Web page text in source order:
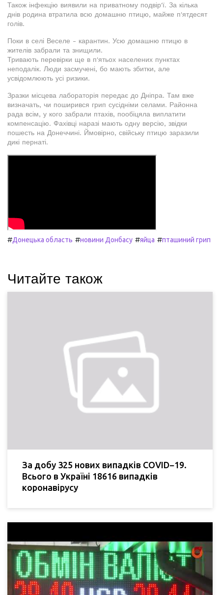
Також інфекцію виявили на приватному подвір'ї. За кілька
днів родина втратила всю домашню птицю, майже п'ятдесят
голів.
Поки в селі Веселе - карантин. Усю домашню птицю в
жителів забрали та знищили.
Тривають перевірки ще в п'ятьох населених пунктах
неподалік. Люди засмучені, бо мають збитки, але
усвідомлюють усі ризики.
Зразки місцева лабораторія передає до Дніпра. Там вже
визначать, чи поширився грип сусідніми селами. Районна
рада всім, у кого забрали птахів, пообіцяла виплатити
компенсацію. Фахівці наразі мають одну версію, звідки
пошесть на Донеччині. Ймовірно, свійську птицю заразили
дикі пернаті.
#Донецька область #новини Донбасу #яйца #пташиний грип
Читайте також
За добу 325 нових випадків COVID−19.
Всього в Україні 18616 випадків
коронавірусу